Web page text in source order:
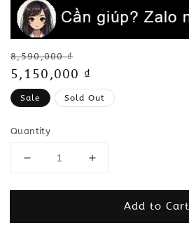
Regular
price
8,590,000 ₫
Sale
price
5,150,000 ₫
Sale Sold Out
Quantity
Add to Cart